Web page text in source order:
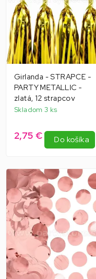
Girlanda - STRAPCE -
PARTY METALLIC -
zlatá, 12 strapcov
Skladom 3 ks
2,75 € Do košíka